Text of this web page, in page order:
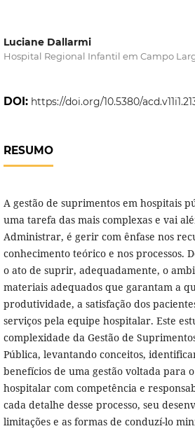
Luciane Dallarmi
Hospital Regional Infantil em Campo
DOI: https://doi.org/10.5380/
RESUMO
A gestão de suprimentos em hospitais
uma tarefa das mais complexas e vai
Administrar, é gerir com ênfase nos
conhecimento teórico e nos processos.
o ato de suprir, adequadamente, o
materiais adequados que garantam a
produtividade, a satisfação dos
serviços pela equipe hospitalar. Este
complexidade da Gestão de
Pública, levantando conceitos,
benefícios de uma gestão voltada para
hospitalar com competência e
cada detalhe desse processo, seu
limitações e as formas de conduzí-lo